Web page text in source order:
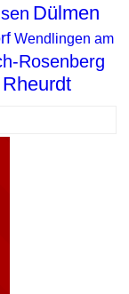
Dülmen
Wendlingen am
Rosenberg
Rheurdt